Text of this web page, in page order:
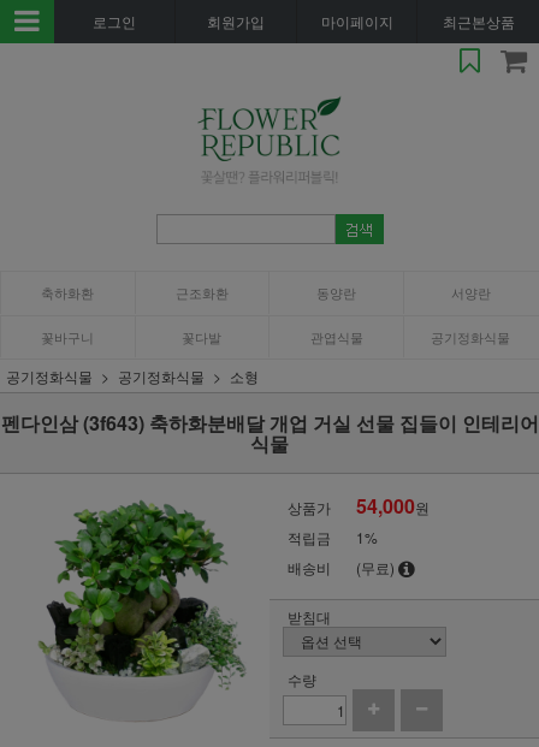
로그인 회원가입 마이페이지 최근본상품
축하화환 근조화환 동양란 서양란
꽃바구니 꽃다발 관엽식물 공기정화식물
공기정화식물 공기정화식물 소형
펜다인삼 (3f643) 축하화분배달 개업 거실 선물 집들이 인테리어
식물
상품가 54,000원
적립금
1%
배송비
(무료)
받침대
수량